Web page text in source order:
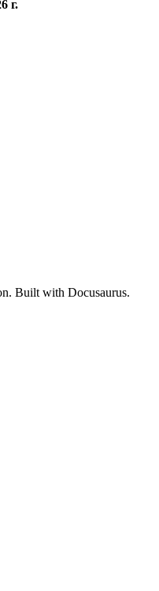
г.
Built with Docusaurus.